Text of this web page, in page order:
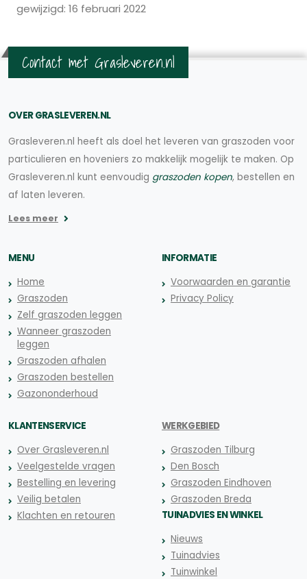
gewijzigd: 16 februari 2022
Contact met Grasleveren.nl
OVER GRASLEVEREN.NL
Grasleveren.nl heeft als doel het leveren van graszoden voor
particulieren en hoveniers zo makkelijk mogelijk te maken. Op
Grasleveren.nl kunt eenvoudig graszoden kopen, bestellen en
af laten leveren.
Lees meer
MENU
Home
Graszoden
Zelf graszoden leggen
Wanneer graszoden
leggen
Graszoden afhalen
Graszoden bestellen
Gazononderhoud
INFORMATIE
Voorwaarden en garantie
Privacy Policy
KLANTENSERVICE
Over Grasleveren.nl
Veelgestelde vragen
Bestelling en levering
Veilig betalen
Klachten en retouren
WERKGEBIED
Graszoden Tilburg
Den Bosch
Graszoden Eindhoven
Graszoden Breda
TUINADVIES EN WINKEL
Nieuws
Tuinadvies
Tuinwinkel